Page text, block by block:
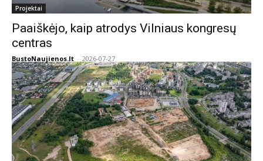
Projektai
Paaiškėjo, kaip atrodys Vilniaus kongresų
centras
BustoNaujienos.lt - 2026-07-27